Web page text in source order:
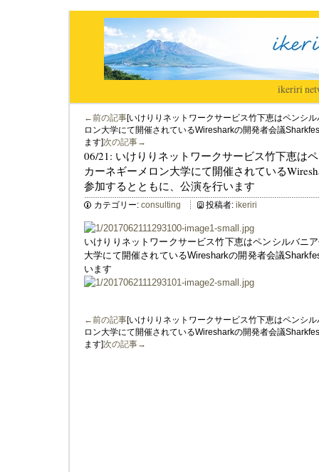
ikeriri|
←前の記事[いけりりネットワークサービス竹下恵はペンシ
ロン大学にて開催されているWiresharkの開発者会議
ます]次の記事→
06/21: いけりりネットワークサービス竹下恵は
カーネギーメロン大学にて開催されている
参加するとともに、公演を行います
カテゴリー: consulting 投稿者: ikeriri
いけりりネットワークサービス竹下恵はペンシルバニ
大学にて開催されているWiresharkの開発者会議
います
←前の記事[いけりりネットワークサービス竹下恵はペンシ
ロン大学にて開催されているWiresharkの開発者会議
ます]次の記事→